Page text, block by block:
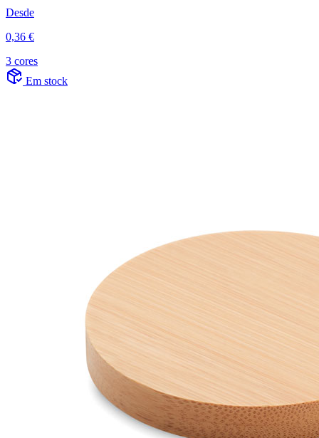
Desde
0,36 €
3 cores
Em stock